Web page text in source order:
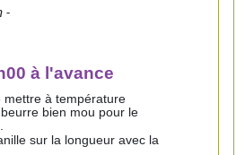
-
à l'avance
mettre à température
bien mou pour le
sur la longueur avec la